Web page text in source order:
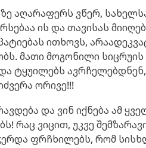
აღარაფერს ვწერ,
ის და თავისას
ითხოვს,
მათი მოგონილი სიცრუის
ტყუილებს ავრჩელებდნენ,
ორივე!!!
და ვინ იქნება ამ
რაც ვიცით, უკვე
ფრჩხილებს, რომ